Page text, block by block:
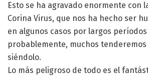
Esto se ha agravado enormente con
Corina Virus, que nos ha hecho ser
en algunos casos por largos
probablemente, muchos
siéndolo.
Lo más peligroso de todo es el